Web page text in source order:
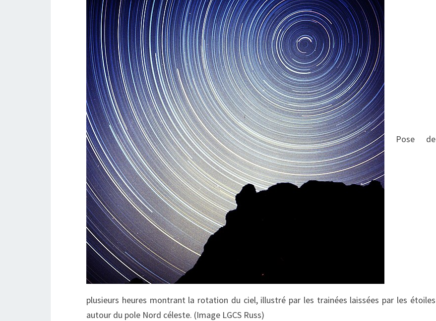
Pose de
plusieurs heures montrant la rotation du ciel, illustré par les trainées laissées par les étoiles
autour du pole Nord céleste. (Image LGCS Russ)